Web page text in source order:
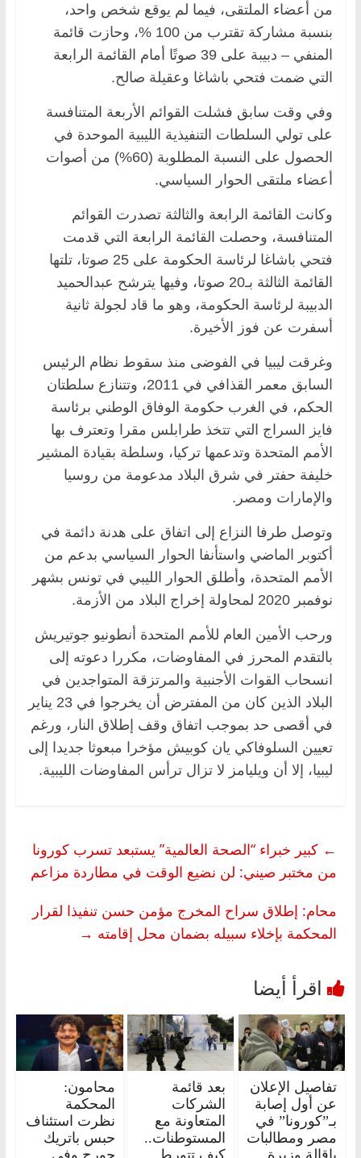
من أعضاء الملتقى، فيما لم يوقع شخص واحد،
بنسبة مشاركة تقترب من 100 %، وحازت قائمة
المنفي – دبيبة على 39 صوتًا أمام القائمة الرابعة
التي ضمت فتحي باشاغا وعقيلة صالح.
وفي وقت سابق فشلت القوائم الأربعة المتنافسة
على تولي السلطات التنفيذية الليبية الموحدة في
الحصول على النسبة المطلوبة (60%) من أصوات
أعضاء ملتقى الحوار السياسي.
وكانت القائمة الرابعة والثالثة تصدرت القوائم
المتنافسة، وحصلت القائمة الرابعة التي قدمت
فتحي باشاغا لرئاسة الحكومة على 25 صوتا، تلتها
القائمة الثالثة بـ20 صوتا، وفيها يترشح عبدالحميد
الدبيبة لرئاسة الحكومة، وهو ما قاد لجولة ثانية
أسفرت عن فوز الأخيرة.
وغرقت ليبيا في الفوضى منذ سقوط نظام الرئيس
السابق معمر القذافي في 2011، وتتنازع سلطتان
الحكم، في الغرب حكومة الوفاق الوطني برئاسة
فايز السراج التي تتخذ طرابلس مقرا وتعترف بها
الأمم المتحدة وتدعمها تركيا، وسلطة بقيادة المشير
خليفة حفتر في شرق البلاد مدعومة من روسيا
والإمارات ومصر.
وتوصل طرفا النزاع إلى اتفاق على هدنة دائمة في
أكتوبر الماضي واستأنفا الحوار السياسي بدعم من
الأمم المتحدة، وأطلق الحوار الليبي في تونس بشهر
نوفمبر 2020 لمحاولة إخراج البلاد من الأزمة.
ورحب الأمين العام للأمم المتحدة أنطونيو جوتيريش
بالتقدم المحرز في المفاوضات، مكررا دعوته إلى
انسحاب القوات الأجنبية والمرتزقة المتواجدين في
البلاد الذين كان من المفترض أن يخرجوا في 23 يناير
في أقصى حد بموجب اتفاق وقف إطلاق النار، ورغم
تعيين السلوفاكي يان كوبيش مؤخرا مبعوثا جديدا إلى
ليبيا، إلا أن ويليامز لا تزال ترأس المفاوضات الليبية.
← كبير خبراء “الصحة العالمية” يستبعد تسرب كورونا
من مختبر صيني: لن نضيع الوقت في مطاردة مزاعم
محام: إطلاق سراح المخرج مؤمن حسن تنفيذا لقرار
المحكمة بإخلاء سبيله بضمان محل إقامته →
تفاصيل الإعلان
عن أول إصابة
بـ”كورونا” في
مصر ومطالبات
بإقالة وزيرة
بعد قائمة
الشركات
المتعاونة مع
المستوطنات..
كيف تتورط
محامون:
المحكمة
نظرت استئناف
حبس باتريك
جورج وفي